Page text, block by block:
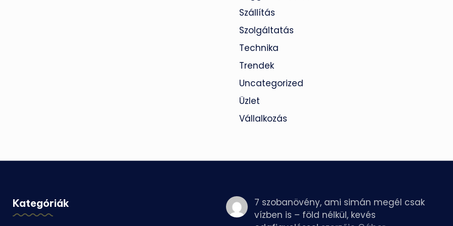
Szállítás
Szolgáltatás
Technika
Trendek
Uncategorized
Üzlet
Vállalkozás
Kategóriák
7 szobanövény, ami simán megél csak
vízben is – föld nélkül, kevés